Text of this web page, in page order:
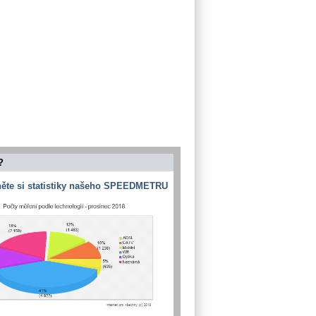
si statistiky našeho SPEEDMETRU